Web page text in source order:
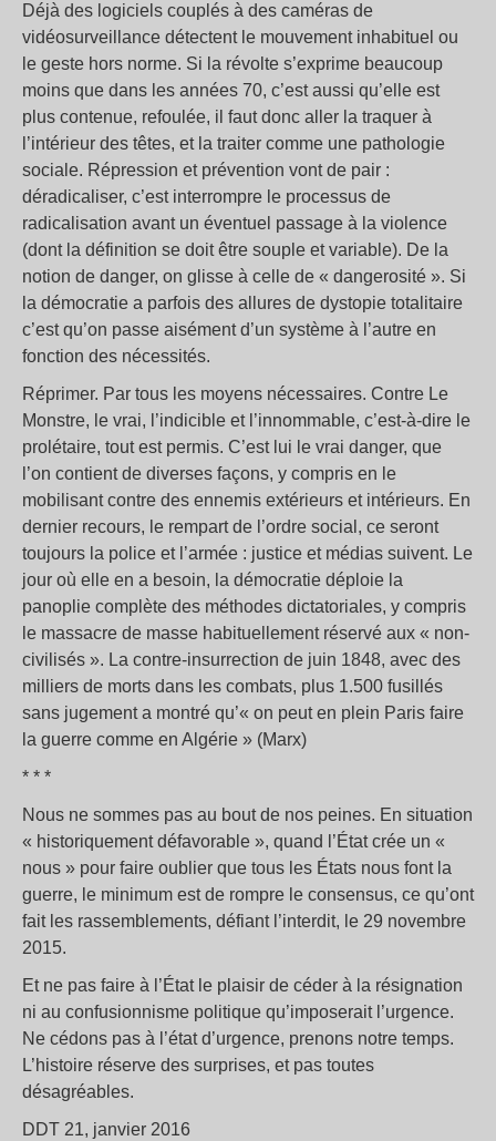
Déjà des logiciels couplés à des caméras de
vidéosurveillance détectent le mouvement inhabituel ou
le geste hors norme. Si la révolte s’exprime beaucoup
moins que dans les années 70, c’est aussi qu’elle est
plus contenue, refoulée, il faut donc aller la traquer à
l’intérieur des têtes, et la traiter comme une pathologie
sociale. Répression et prévention vont de pair :
déradicaliser, c’est interrompre le processus de
radicalisation avant un éventuel passage à la violence
(dont la définition se doit être souple et variable). De la
notion de danger, on glisse à celle de « dangerosité ». Si
la démocratie a parfois des allures de dystopie totalitaire
c’est qu’on passe aisément d’un système à l’autre en
fonction des nécessités.
Réprimer. Par tous les moyens nécessaires. Contre Le
Monstre, le vrai, l’indicible et l’innommable, c’est-à-dire le
prolétaire, tout est permis. C’est lui le vrai danger, que
l’on contient de diverses façons, y compris en le
mobilisant contre des ennemis extérieurs et intérieurs. En
dernier recours, le rempart de l’ordre social, ce seront
toujours la police et l’armée : justice et médias suivent. Le
jour où elle en a besoin, la démocratie déploie la
panoplie complète des méthodes dictatoriales, y compris
le massacre de masse habituellement réservé aux « non-
civilisés ». La contre-insurrection de juin 1848, avec des
milliers de morts dans les combats, plus 1.500 fusillés
sans jugement a montré qu’« on peut en plein Paris faire
la guerre comme en Algérie » (Marx)
* * *
Nous ne sommes pas au bout de nos peines. En situation
« historiquement défavorable », quand l’État crée un «
nous » pour faire oublier que tous les États nous font la
guerre, le minimum est de rompre le consensus, ce qu’ont
fait les rassemblements, défiant l’interdit, le 29 novembre
2015.
Et ne pas faire à l’État le plaisir de céder à la résignation
ni au confusionnisme politique qu’imposerait l’urgence.
Ne cédons pas à l’état d’urgence, prenons notre temps.
L’histoire réserve des surprises, et pas toutes
désagréables.
DDT 21, janvier 2016